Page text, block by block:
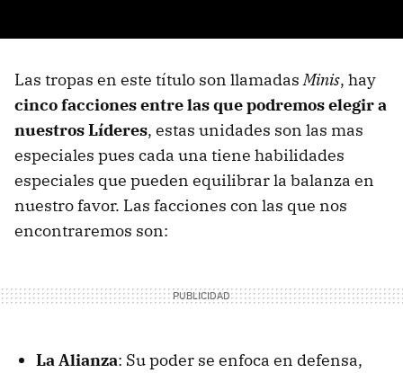
Las tropas en este título son llamadasMinis, hay
cinco facciones entre las que podremos elegir a
nuestros Líderes, estas unidades son las mas
especiales pues cada una tiene habilidades
especiales que pueden equilibrar la balanza en
nuestro favor. Las facciones con las que nos
encontraremos son:
La Alianza: Su poder se enfoca en defensa,